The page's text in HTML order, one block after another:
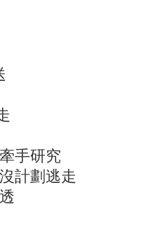
手研究
計劃逃走